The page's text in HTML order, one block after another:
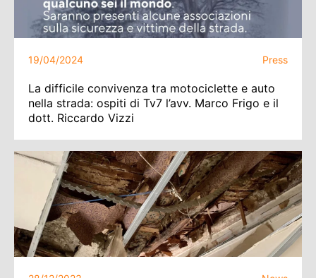
19/04/2024 Press
La difficile convivenza tra motociclette e auto
nella strada: ospiti di Tv7 l’avv. Marco Frigo e il
dott. Riccardo Vizzi